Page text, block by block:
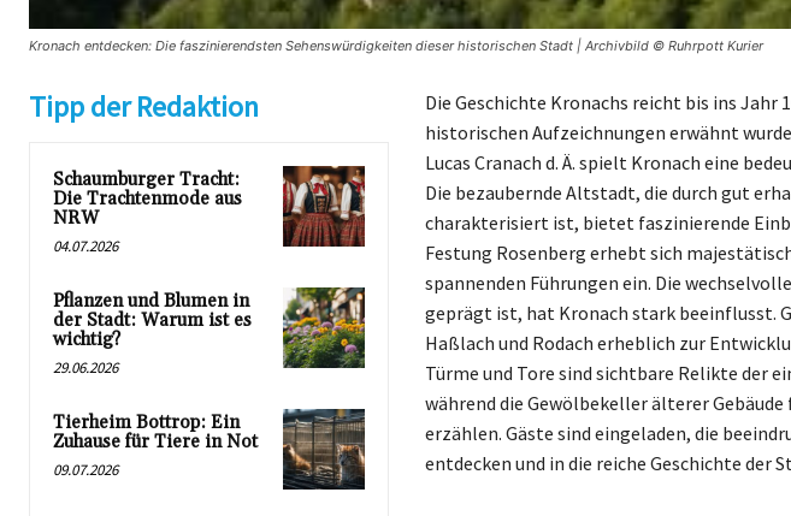
Kronach entdecken: Die faszinierendsten Sehenswürdigkeiten dieser historischen Stadt | Archivbild © Ruhrpott Kurier
Tipp der Redaktion
Schaumburger Tracht:
Die Trachtenmode aus
NRW
04.07.2026
Pflanzen und Blumen in
der Stadt: Warum ist es
wichtig?
29.06.2026
Tierheim Bottrop: Ein
Zuhause für Tiere in Not
09.07.2026
Die Geschichte Kronachs reicht bis ins Jahr
historischen Aufzeichnungen erwähnt
Lucas Cranach d. Ä. spielt Kronach eine
Die bezaubernde Altstadt, die durch gut
charakterisiert ist, bietet faszinierende
Festung Rosenberg erhebt sich
spannenden Führungen ein. Die
geprägt ist, hat Kronach stark beeinflusst.
Haßlach und Rodach erheblich zur
Türme und Tore sind sichtbare Relikte der
während die Gewölbekeller älterer
erzählen. Gäste sind eingeladen, die
entdecken und in die reiche Geschichte der